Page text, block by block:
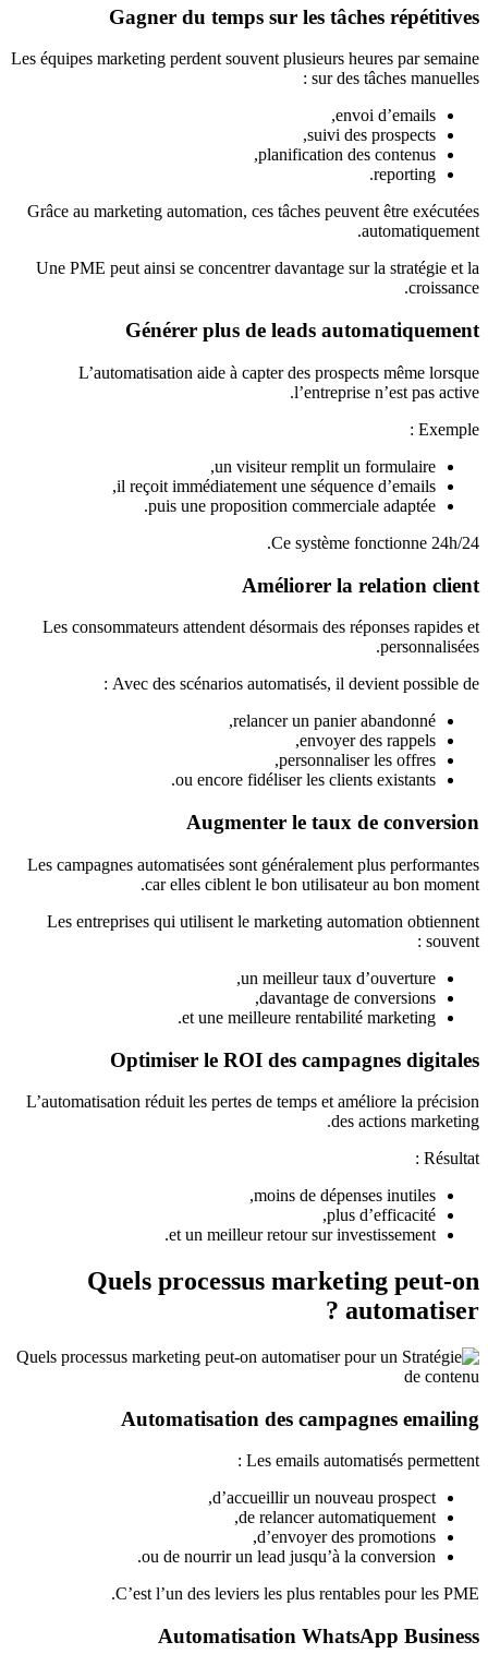
Gagner du temps sur les tâches répétitives
Les équipes marketing perdent souvent plusieurs heures par semaine
sur des tâches manuelles :
envoi d’emails,
suivi des prospects,
planification des contenus,
reporting.
Grâce au marketing automation, ces tâches peuvent être exécutées
automatiquement.
Une PME peut ainsi se concentrer davantage sur la stratégie et la
croissance.
Générer plus de leads automatiquement
L’automatisation aide à capter des prospects même lorsque
l’entreprise n’est pas active.
Exemple :
un visiteur remplit un formulaire,
il reçoit immédiatement une séquence d’emails,
puis une proposition commerciale adaptée.
Ce système fonctionne 24h/24.
Améliorer la relation client
Les consommateurs attendent désormais des réponses rapides et
personnalisées.
Avec des scénarios automatisés, il devient possible de :
relancer un panier abandonné,
envoyer des rappels,
personnaliser les offres,
ou encore fidéliser les clients existants.
Augmenter le taux de conversion
Les campagnes automatisées sont généralement plus performantes
car elles ciblent le bon utilisateur au bon moment.
Les entreprises qui utilisent le marketing automation obtiennent
souvent :
un meilleur taux d’ouverture,
davantage de conversions,
et une meilleure rentabilité marketing.
Optimiser le ROI des campagnes digitales
L’automatisation réduit les pertes de temps et améliore la précision
des actions marketing.
Résultat :
moins de dépenses inutiles,
plus d’efficacité,
et un meilleur retour sur investissement.
Quels processus marketing peut-on
automatiser ?
Automatisation des campagnes emailing
Les emails automatisés permettent :
d’accueillir un nouveau prospect,
de relancer automatiquement,
d’envoyer des promotions,
ou de nourrir un lead jusqu’à la conversion.
C’est l’un des leviers les plus rentables pour les PME.
Automatisation WhatsApp Business